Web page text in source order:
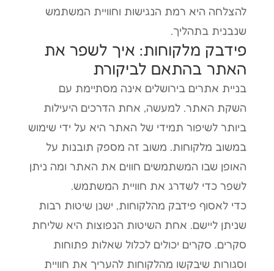
להצלחה היא רמת הנגישות וחוויית המשתמש
שנבנית בתהליך.
פידבק מלקוחות: איך לשפר את
האתר בהתאם לביקורת
בניית אתרים בירושלים אינה מסתיימת עם
השקת האתר. למעשה, אחת הדרכים היעילות
ביותר לשיפור תמידי של האתר היא על ידי שימוש
במשוב מלקוחות. משוב זה מספק תובנות על
האופן שבו המשתמשים חווים את האתר ומה ניתן
לשפר כדי לשדרג את חוויית המשתמש.
כדי לאסוף פידבק מהלקוחות, ישנן שיטות רבות
שניתן ליישם. אחת השיטות הנפוצות היא שליחת
סקרים. סקרים יכולים לכלול שאלות פתוחות
וסגורות שיבקשו מהלקוחות להעריך את חוויית